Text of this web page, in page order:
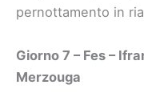
pernottamento in
Giorno 7 – Fes –
Merzouga